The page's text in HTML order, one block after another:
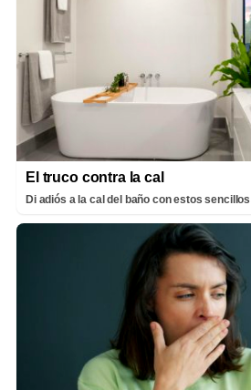
El truco contra la cal
Di adiós a la cal del baño con estos